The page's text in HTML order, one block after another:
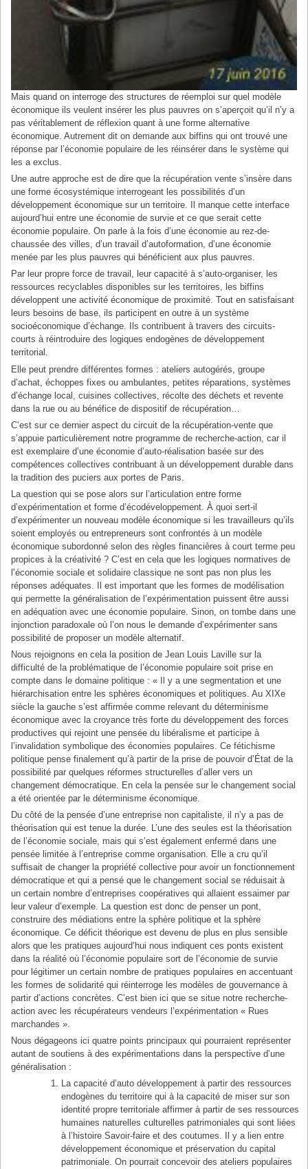
Mais quand on interroge des structures de réemploi sur quel modèle
économique ils veulent insérer les plus pauvres on s’aperçoit qu’il n’y a
pas véritablement de réflexion quant à une forme alternative
économique. Autrement dit on demande aux biffins qui ont trouvé une
réponse par l’économie populaire de les réinsérer dans le système qui
les a exclus.
Une autre approche est de dire que la récupération vente s’insère dans
une forme écosystémique interrogeant les possibilités d’un
développement économique sur un territoire. Il manque cette interface
aujourd’hui entre une économie de survie et ce que serait cette
économie populaire. On parle à la fois d’une économie au rez-de-
chaussée des villes, d’un travail d’autoformation, d’une économie
menée par les plus pauvres qui bénéficient aux plus pauvres.
Par leur propre force de travail, leur capacité à s’auto-organiser, les
ressources recyclables disponibles sur les territoires, les biffins
développent une activité économique de proximité. Tout en satisfaisant
leurs besoins de base, ils participent en outre à un système
socioéconomique d’échange. Ils contribuent à travers des circuits-
courts à réintroduire des logiques endogènes de développement
territorial.
Elle peut prendre différentes formes : ateliers autogérés, groupe
d’achat, échoppes fixes ou ambulantes, petites réparations, systèmes
d’échange local, cuisines collectives, récolte des déchets et revente
dans la rue ou au bénéfice de dispositif de récupération…
C’est sur ce dernier aspect du circuit de la récupération-vente que
s’appuie particulièrement notre programme de recherche-action, car il
est exemplaire d’une économie d’auto-réalisation basée sur des
compétences collectives contribuant à un développement durable dans
la tradition des puciers aux portes de Paris.
La question qui se pose alors sur l’articulation entre forme
d’expérimentation et forme d’écodéveloppement. À quoi sert-il
d’expérimenter un nouveau modèle économique si les travailleurs qu’ils
soient employés ou entrepreneurs sont confrontés à un modèle
économique subordonné selon des règles financières à court terme peu
propices à la créativité ? C’est en cela que les logiques normatives de
l’économie sociale et solidaire classique ne sont pas non plus les
réponses adéquates. Il est important que les formes de modélisation
qui permette la généralisation de l’expérimentation puissent être aussi
en adéquation avec une économie populaire. Sinon, on tombe dans une
injonction paradoxale où l’on nous le demande d’expérimenter sans
possibilité de proposer un modèle alternatif.
Nous rejoignons en cela la position de Jean Louis Laville sur la
difficulté de la problématique de l’économie populaire soit prise en
compte dans le domaine politique : « Il y a une segmentation et une
hiérarchisation entre les sphères économiques et politiques. Au XIXe
siècle la gauche s’est affirmée comme relevant du déterminisme
économique avec la croyance très forte du développement des forces
productives qui rejoint une pensée du libéralisme et participe à
l’invalidation symbolique des économies populaires. Ce fétichisme
politique pense finalement qu’à partir de la prise de pouvoir d’État de la
possibilité par quelques réformes structurelles d’aller vers un
changement démocratique. En cela la pensée sur le changement social
a été orientée par le déterminisme économique.
Du côté de la pensée d’une entreprise non capitaliste, il n’y a pas de
théorisation qui est tenue la durée. L’une des seules est la théorisation
de l’économie sociale, mais qui s’est également enfermé dans une
pensée limitée à l’entreprise comme organisation. Elle a cru qu’il
suffisait de changer la propriété collective pour avoir un fonctionnement
démocratique et qui a pensé que le changement social se réduisait à
un certain nombre d’entreprises coopératives qui allaient essaimer par
leur valeur d’exemple. La question est donc de penser un pont,
construire des médiations entre la sphère politique et la sphère
économique. Ce déficit théorique est devenu de plus en plus sensible
alors que les pratiques aujourd’hui nous indiquent ces ponts existent
dans la réalité où l’économie populaire sort de l’économie de survie
pour légitimer un certain nombre de pratiques populaires en accentuant
les formes de solidarité qui réinterroge les modèles de gouvernance à
partir d’actions concrètes. C’est bien ici que se situe notre recherche-
action avec les récupérateurs vendeurs l’expérimentation « Rues
marchandes ».
Nous dégageons ici quatre points principaux qui pourraient représenter
autant de soutiens à des expérimentations dans la perspective d’une
généralisation :
La capacité d’auto développement à partir des ressources
endogènes du territoire qui à la capacité de miser sur son
identité propre territoriale affirmer à partir de ses ressources
humaines naturelles culturelles patrimoniales qui sont liées
à l’histoire Savoir-faire et des coutumes. Il y a lien entre
développement économique et préservation du capital
patrimoniale. On pourrait concevoir des ateliers populaires